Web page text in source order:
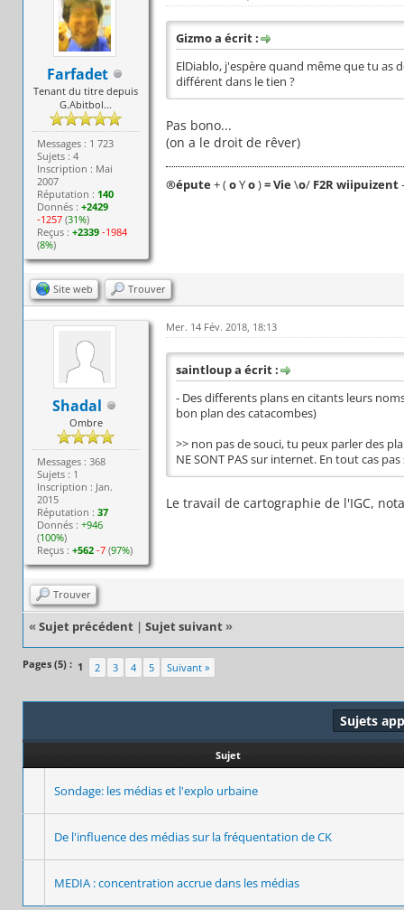
Farfadet
Tenant du titre depuis
G.Abitbol...
Messages : 1 723
Sujets : 4
Inscription : Mai
2007
Réputation : 140
Donnés :+2429
-1257 (31%)
Reçus :+2339 -1984
(8%)
Gizmo a écrit :
ElDiablo, j'espère quand même que tu as
différent dans le tien ?
Pas bono...
(on a le droit de rêver)
®épute+ (oYo)= Vie\o/F2R wiipuizent
Site web Trouver
Shadal
Ombre
Messages : 368
Sujets : 1
Inscription : Jan.
2015
Réputation :37
Donnés :+946
(100%)
Reçus :+562 -7 (97%)
Mer. 14 Fév. 2018, 18:13
saintloup a écrit :
- Des differents plans en citants leurs
bon plan des catacombes)
>> non pas de souci, tu peux parler des
NE SONT PAS sur internet. En tout cas
Le travail de cartographie de l'IGC,
Trouver
« Sujet précédent | Sujet suivant »
Pages (5) : 1 2 3 4 5 Suivant »
Sujets
Sujet
Sondage: les médias et l'explo urbaine
De l'influence des médias sur la fréquentation de CK
MEDIA : concentration accrue dans les médias